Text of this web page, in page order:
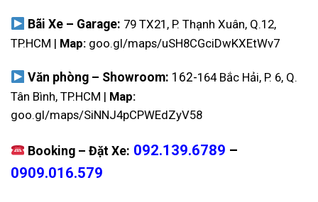
Bãi Xe – Garage: 79 TX21, P. Thạnh Xuân, Q.12,
TP.HCM | Map: goo.gl/maps/uSH8CGciDwKXEtWv7
Văn phòng – Showroom: 162-164 Bắc Hải, P. 6, Q.
Tân Bình, TP.HCM | Map:
goo.gl/maps/SiNNJ4pCPWEdZyV58
Booking – Đặt Xe: 092.139.6789 –
0909.016.579